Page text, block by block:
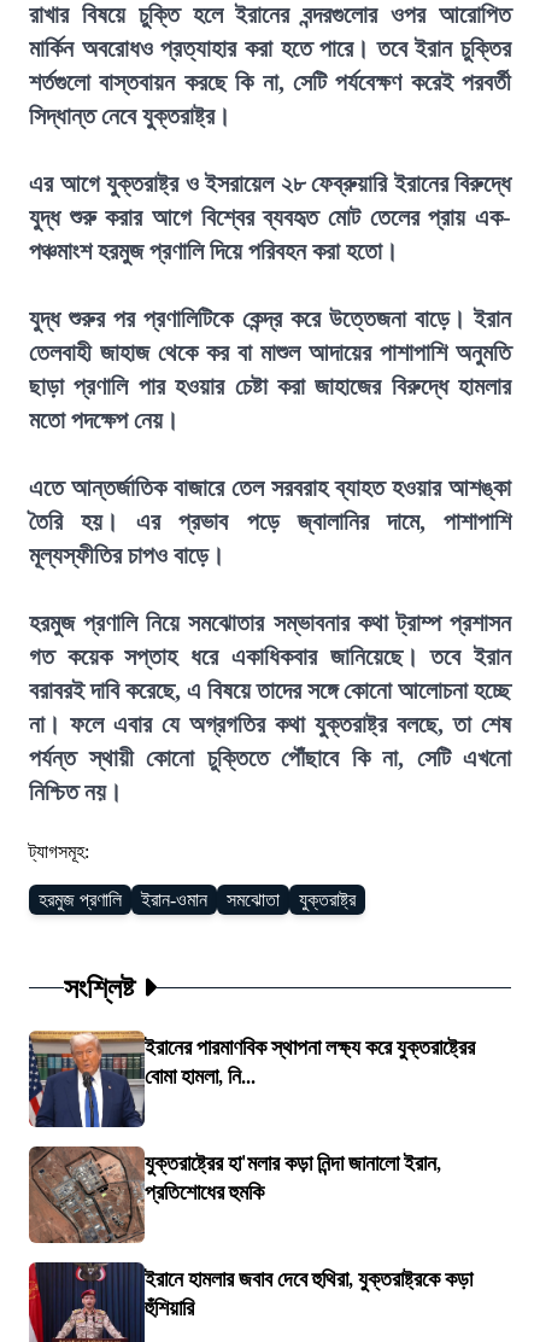
রাখার বিষয়ে চুক্তি হলে ইরানের বন্দরগুলোর ওপর আরোপিত
মার্কিন অবরোধও প্রত্যাহার করা হতে পারে। তবে ইরান চুক্তির
শর্তগুলো বাস্তবায়ন করছে কি না, সেটি পর্যবেক্ষণ করেই পরবর্তী
সিদ্ধান্ত নেবে যুক্তরাষ্ট্র।
এর আগে যুক্তরাষ্ট্র ও ইসরায়েল ২৮ ফেব্রুয়ারি ইরানের বিরুদ্ধে
যুদ্ধ শুরু করার আগে বিশ্বের ব্যবহৃত মোট তেলের প্রায় এক-
পঞ্চমাংশ হরমুজ প্রণালি দিয়ে পরিবহন করা হতো।
যুদ্ধ শুরুর পর প্রণালিটিকে কেন্দ্র করে উত্তেজনা বাড়ে। ইরান
তেলবাহী জাহাজ থেকে কর বা মাশুল আদায়ের পাশাপাশি অনুমতি
ছাড়া প্রণালি পার হওয়ার চেষ্টা করা জাহাজের বিরুদ্ধে হামলার
মতো পদক্ষেপ নেয়।
এতে আন্তর্জাতিক বাজারে তেল সরবরাহ ব্যাহত হওয়ার আশঙ্কা
তৈরি হয়। এর প্রভাব পড়ে জ্বালানির দামে, পাশাপাশি
মূল্যস্ফীতির চাপও বাড়ে।
হরমুজ প্রণালি নিয়ে সমঝোতার সম্ভাবনার কথা ট্রাম্প প্রশাসন
গত কয়েক সপ্তাহ ধরে একাধিকবার জানিয়েছে। তবে ইরান
বরাবরই দাবি করেছে, এ বিষয়ে তাদের সঙ্গে কোনো আলোচনা হচ্ছে
না। ফলে এবার যে অগ্রগতির কথা যুক্তরাষ্ট্র বলছে, তা শেষ
পর্যন্ত স্থায়ী কোনো চুক্তিতে পৌঁছাবে কি না, সেটি এখনো
নিশ্চিত নয়।
ট্যাগসমূহ:
হরমুজ প্রণালি ইরান-ওমান সমঝোতা যুক্তরাষ্ট্র
সংশ্লিষ্ট
ইরানের পারমাণবিক স্থাপনা লক্ষ্য করে যুক্তরাষ্ট্রের
বোমা হামলা, নি...
যুক্তরাষ্ট্রের হা'মলার কড়া নিন্দা জানালো ইরান,
প্রতিশোধের হুমকি
ইরানে হামলার জবাব দেবে হুথিরা, যুক্তরাষ্ট্রকে কড়া
হুঁশিয়ারি